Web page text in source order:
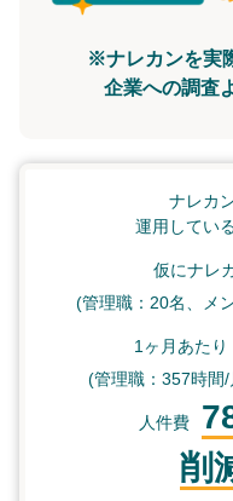
※ナレカンを実
企業への調査
ナレカ
運用してい
仮にナレ
(管理職：20名、メ
1ヶ月あたり
(管理職：357時間
人件費
削